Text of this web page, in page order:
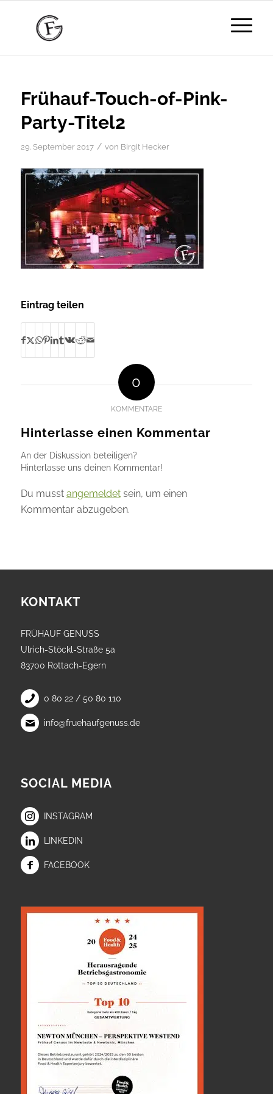
Frühauf-Touch-of-Pink-
Party-Titel2
29. September 2017 / von Birgit Hecker
Eintrag teilen
0
KOMMENTARE
Hinterlasse einen Kommentar
An der Diskussion beteiligen?
Hinterlasse uns deinen Kommentar!
Du musst angemeldetsein, um einen
Kommentar abzugeben.
KONTAKT
FRÜHAUF GENUSS
Ulrich-Stöckl-Straße 5a
83700 Rottach-Egern
0 80 22 / 50 80 110
info@fruehaufgenuss.de
SOCIAL MEDIA
INSTAGRAM
LINKEDIN
FACEBOOK